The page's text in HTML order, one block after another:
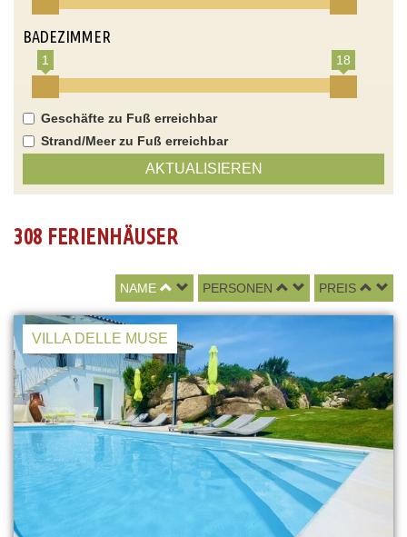
BADEZIMMER
1 18
Geschäfte zu Fuß erreichbar
Strand/Meer zu Fuß erreichbar
AKTUALISIEREN
308 FERIENHÄUSER
NAME PERSONEN PREIS
VILLA DELLE MUSE